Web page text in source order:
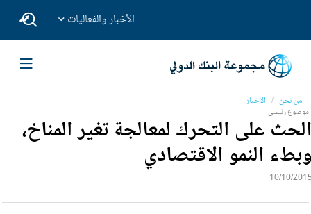
الأخبار والفعاليات
من نحن الأخبار
موضوع رئيسي
على التحرك لمعالجة تغير المناخ،
النمو الاقتصادي
10/10/